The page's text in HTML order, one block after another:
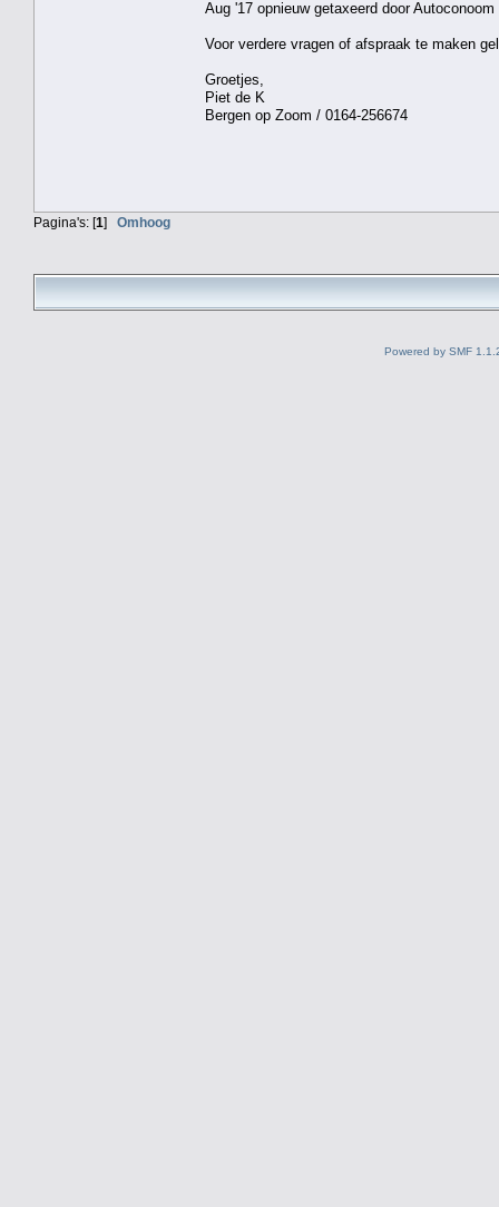
Aug '17 opnieuw getaxeerd door
Voor verdere vragen of afspraak te maken
Groetjes,
Piet de K
Bergen op Zoom / 0164-256674
Pagina's: [1] Omhoog
Powered by SMF